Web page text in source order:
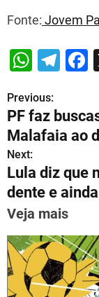
Fonte: Jovem
W
at
s
A
p
p
T
gr
a
m
e
b
o
P
o
s
t
n
a
v
i
Previous:
PF faz
Malafaia ao
Next:
Lula diz que
dente e ainda
Veja mais